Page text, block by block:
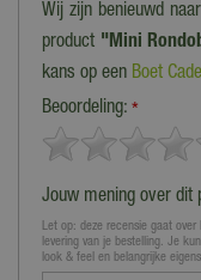
Wij zijn benieuwd
product "Mini
kans op een Boet
Beoordeling: *
Jouw mening over dit
Let op: deze recensie gaat
levering van je bestelling. Je
look & feel en belangrijke